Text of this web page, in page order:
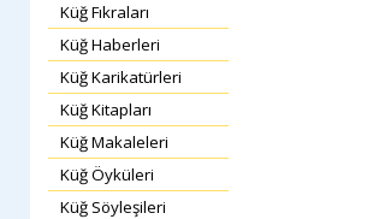
Küğ Fıkraları
Küğ Haberleri
Küğ Karikatürleri
Küğ Kitapları
Küğ Makaleleri
Küğ Öyküleri
Küğ Söyleşileri